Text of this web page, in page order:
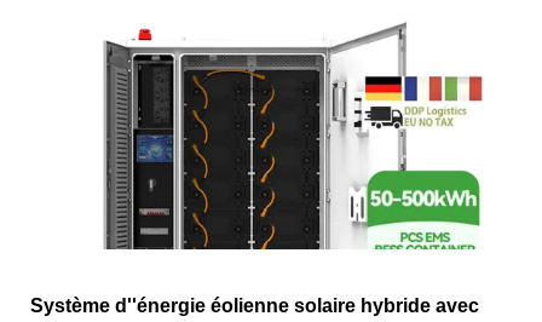
Système d''énergie éolienne solaire hybride avec